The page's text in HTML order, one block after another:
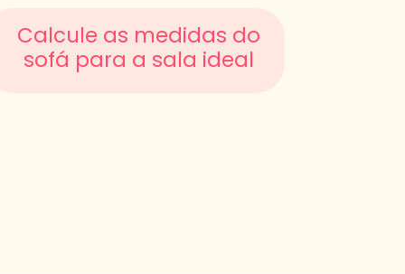
Calcule as medidas do
sofá para a sala ideal